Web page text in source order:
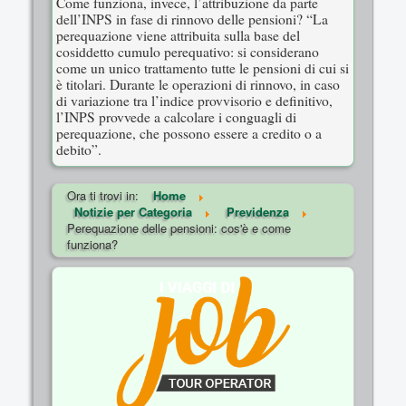
dell’INPS in fase di rinnovo delle pensioni? “La
perequazione viene attribuita sulla base del
cosiddetto cumulo perequativo: si considerano
come un unico trattamento tutte le pensioni di cui si
è titolari. Durante le operazioni di rinnovo, in caso
di variazione tra l’indice provvisorio e definitivo,
l’INPS provvede a calcolare i conguagli di
perequazione, che possono essere a credito o a
debito”.
Ora ti trovi in:
Home
Notizie per Categoria
Previdenza
Perequazione delle pensioni: cos'è e come
funziona?